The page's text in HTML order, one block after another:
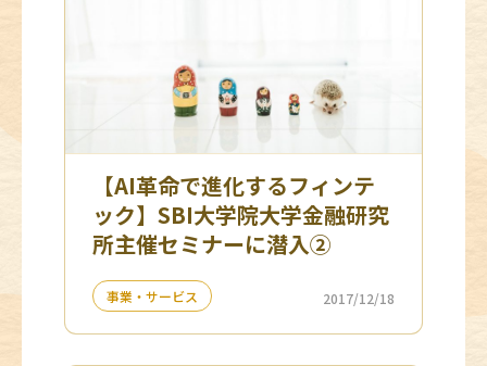
【AI革命で進化するフィンテ
ック】SBI大学院大学金融研究
所主催セミナーに潜入②
事業・サービス 2017/12/18